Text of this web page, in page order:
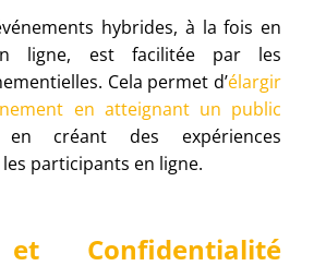
hybrides, à la fois en
ligne, est facilitée par les
Cela permet d’élargir
en atteignant un public
créant des expériences
participants en ligne.
Confidentialité